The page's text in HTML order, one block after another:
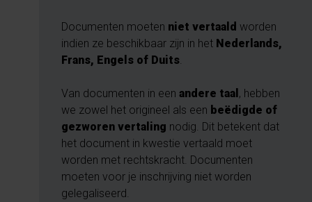
Documenten moeten niet vertaald worden
indien ze beschikbaar zijn in het Nederlands,
Frans, Engels of Duits.
Van documenten in een andere taal , hebben
we zowel het origineel als een beëdigde of
gezworen vertaling nodig. Dit betekent dat
het document in kwestie vertaald moet
worden met rechtskracht. Documenten
moeten voor je inschrijving niet worden
gelegaliseerd.